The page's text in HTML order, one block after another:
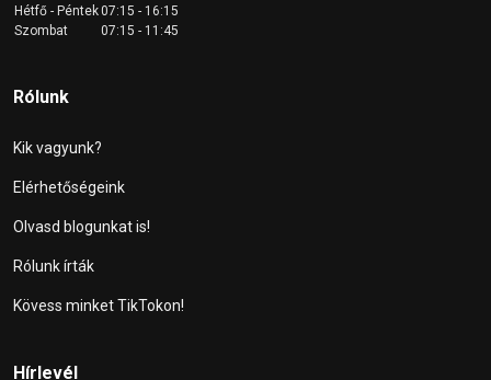
Hétfő - Péntek07:15 - 16:15
Szombat
07:15 - 11:45
Rólunk
Kik vagyunk?
Elérhetőségeink
Olvasd blogunkat is!
Rólunk írták
Kövess minket TikTokon!
Hírlevél